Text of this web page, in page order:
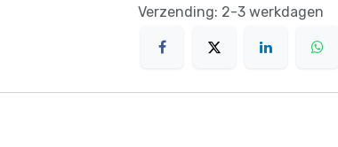
Verzending: 2-3 werkdagen